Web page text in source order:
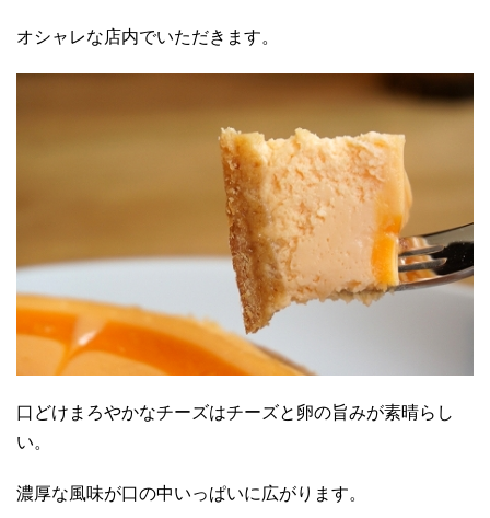
オシャレな店内でいただきます。
口どけまろやかなチーズはチーズと卵の旨みが素晴らし
い。
濃厚な風味が口の中いっぱいに広がります。